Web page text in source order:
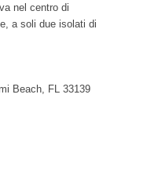
nel centro di
a soli due isolati di
Beach, FL 33139